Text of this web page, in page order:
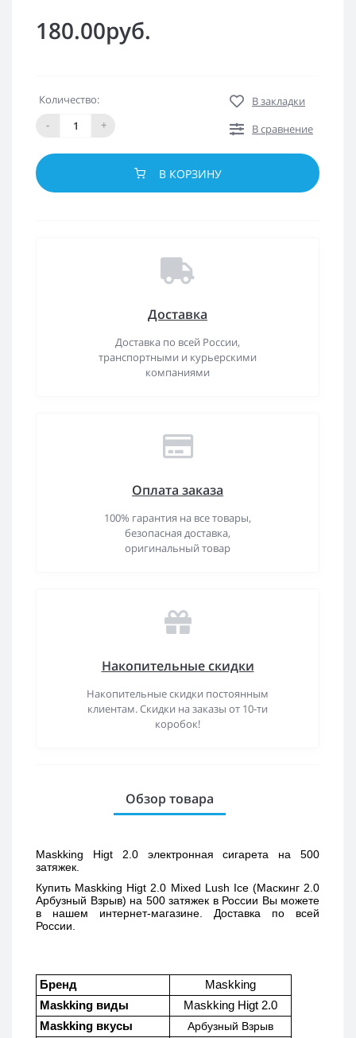
180.00руб.
Количество:
-
+
В закладки
В сравнение
В КОРЗИНУ
Доставка
Доставка по всей России,
транспортными и курьерскими
компаниями
Оплата заказа
100% гарантия на все товары,
безопасная доставка,
оригинальный товар
Накопительные скидки
Накопительные скидки постоянным
клиентам. Скидки на заказы от 10-ти
коробок!
Обзор товара
Maskking Higt 2.0 электронная сигарета на 500
затяжек.
Купить Maskking Higt 2.0 Mixed Lush Ice (Маскинг 2.0
Арбузный Взрыв) на 500 затяжек в России Вы можете
в нашем интернет-магазине. Доставка по всей
России.
Бренд
Maskking
Maskking виды
Maskking Higt 2.0
Maskking вкусы
Арбузный Взрыв